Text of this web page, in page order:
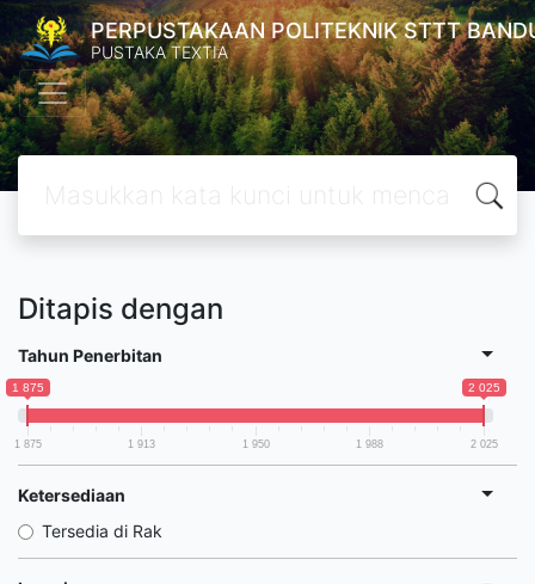
PERPUSTAKAAN POLITEKNIK STTT
PUSTAKA TEXTIA
Ditapis dengan
Tahun Penerbitan
1 875 2 025
1 875 1 913 1 950 1 988 2 025
Ketersediaan
Tersedia di Rak